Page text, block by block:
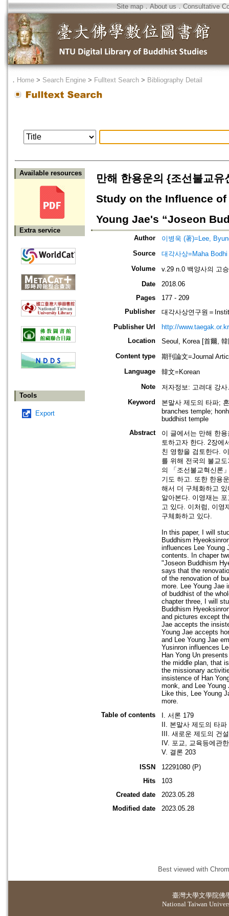
Site map．About us ． Consultative
． Home > Search Engine > Fulltext Search > Bibliography Detail
Available resources
Extra service
Tools
Export
만해 한용운의 {조선불교
Study on the Influence
Young Jae's “Joseon
Author
이병욱 (著)=Lee,
Source
대각사상=Maha
Volume
v.29 n.0 백양사의 고
Date
2018.06
Pages
177 - 209
Publisher
대각사상연구원＝
Publisher Url
http://
Location
Seoul, Korea [首爾,
Content type
期刊論文=Journal
Language
韓文=Korean
Note
저자정보: 고려대 강사.
Keyword
본말사 제도의 타파;
branches temple;
buddhist temple
Abstract
이 글에서는 만해 한
토하고자 한다. 2장에
친 영향을 검토한다.
를 위해 전국의 불교
의 「조선불교혁신론
기도 하고. 또한 한용
해서 더 구체화하고
알아본다. 이영재는
고 있다. 이처럼, 이영
구체화하고 있다.
In this paper, I will
Buddhism
influences Lee Young
contents. In chaper
"Joseon Buddhism
says that the
of the renovation of
more. Lee Young Jae
of buddhist of the
chapter three, I will
Buddhism
and pictures except
Jae accepts the
Young Jae accepts
and Lee Young Jae
Yusinron influences
Han Yong Un
the middle plan, that
the missionary
insistence of Han
monk, and Lee
Like this, Lee Young
more.
Table of contents
I. 서론 179
II. 본말사 제도의 타파
III. 새로운 제도의 건
IV. 포교, 교육등에관
V. 결론 203
ISSN
12291080 (P)
Hits
103
Created date
2023.05.28
Modified date
2023.05.28
Best viewed with
臺灣大學文學院佛
National Taiwan